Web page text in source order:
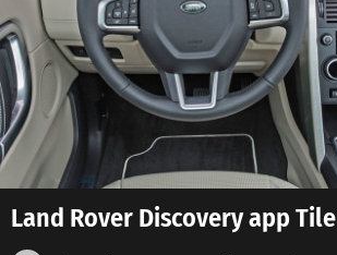
Land Rover Discovery app Tile